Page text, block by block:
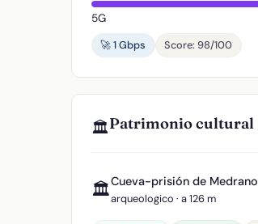
5G
🚀 1 Gbps
Score: 98/100
🏛️Patrimonio cultural
🏛️Cueva-prisión de Medrano
arqueologico · a 126 m